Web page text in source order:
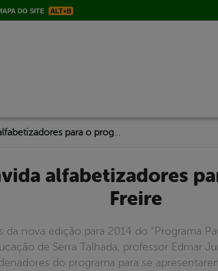
DO SITE ALT+B
Freire
da nova edição para 2014 do “Programa
de Serra Talhada, professor Edmar
do programa para se